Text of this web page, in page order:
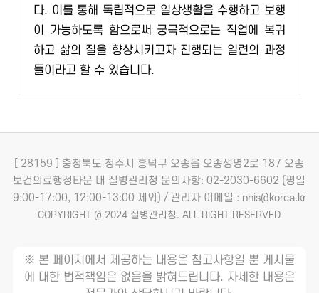
다. 이를 통해 독립적으로 일상생활을 수행하고 보행
이 가능하도록 함으로써 궁극적으로는 직업에 복귀
하고 삶의 질을 향상시키고자 진행되는 일련의 과정
들이라고 할 수 있습니다.
[ 28159 ] 충청북도 청주시 흥덕구 오송읍 오송생명2로 187 오송
보건의료행정타운 내 질병관리청 문의사항: 02-2030-6602 (평일
9:00-17:00, 12:00-13:00 제외) / 관리자 이메일 : nhis@korea.kr
COPYRIGHT @ 2024 질병관리청. ALL RIGHT RESERVED
※ 본 페이지에서 제공하는 내용은 참고사항일 뿐 게시물
에 대한 법적책임은 없음을 밝혀드립니다. 자세한 내용은